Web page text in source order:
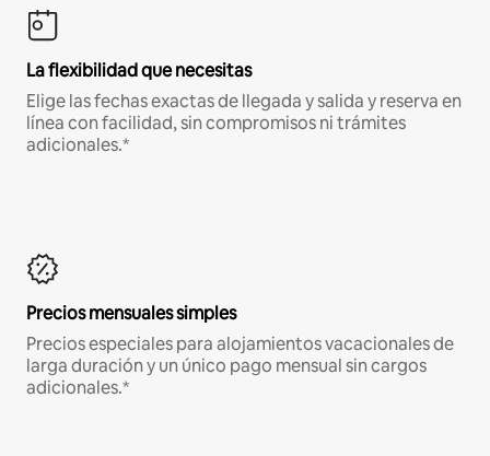
La flexibilidad que necesitas
Elige las fechas exactas de llegada y salida y reserva en
línea con facilidad, sin compromisos ni trámites
adicionales.*
Precios mensuales simples
Precios especiales para alojamientos vacacionales de
larga duración y un único pago mensual sin cargos
adicionales.*